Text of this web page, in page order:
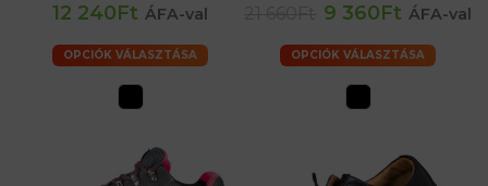
12 240Ft ÁFA-val
OPCIÓK VÁLASZTÁSA
9 360Ft ÁFA-val
OPCIÓK VÁLASZTÁSA